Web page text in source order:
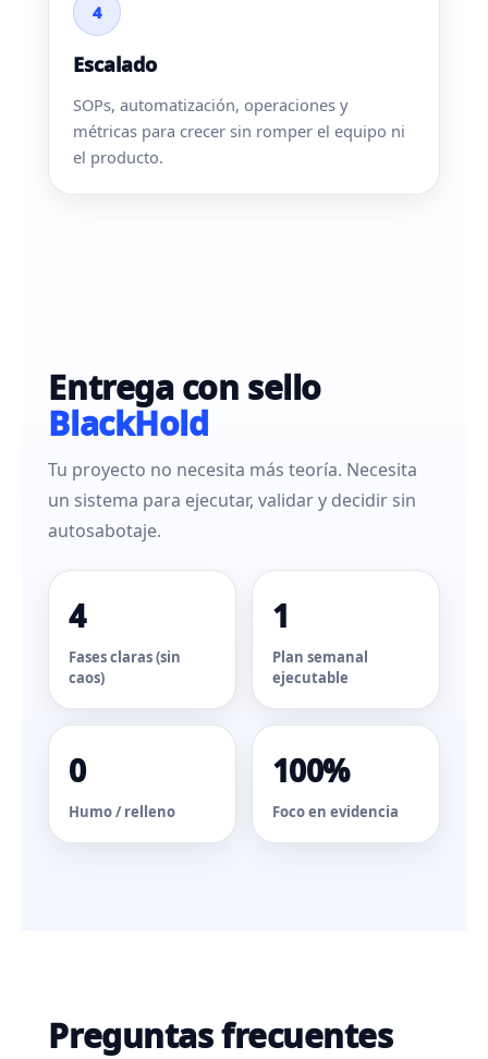
4
Escalado
SOPs, automatización, operaciones y
métricas para crecer sin romper el equipo ni
el producto.
Entrega con sello
BlackHold
Tu proyecto no necesita más teoría. Necesita
un sistema para ejecutar, validar y decidir sin
autosabotaje.
4
Fases claras (sin
caos)
1
Plan semanal
ejecutable
0
Humo / relleno
100%
Foco en evidencia
Preguntas frecuentes